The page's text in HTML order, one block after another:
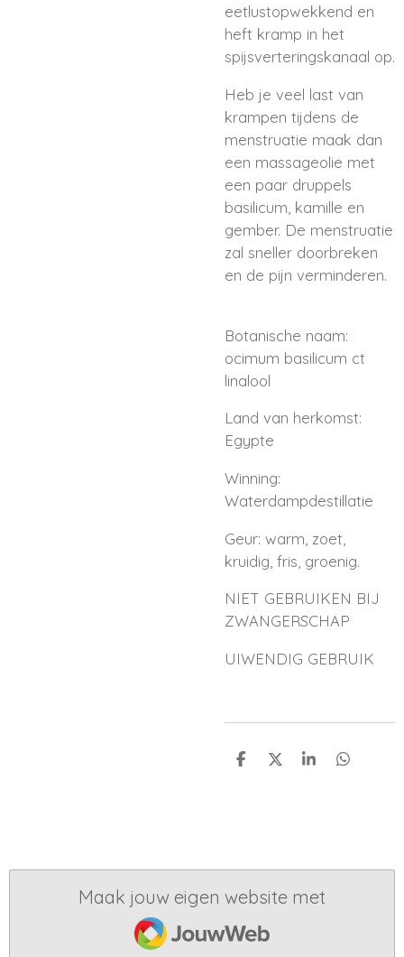
eetlustopwekkend en
heft kramp in het
spijsverteringskanaal op.
Heb je veel last van
krampen tijdens de
menstruatie maak dan
een massageolie met
een paar druppels
basilicum, kamille en
gember. De menstruatie
zal sneller doorbreken
en de pijn verminderen.
Botanische naam:
ocimum basilicum ct
linalool
Land van herkomst:
Egypte
Winning:
Waterdampdestillatie
Geur: warm, zoet,
kruidig, fris, groenig.
NIET GEBRUIKEN BIJ
ZWANGERSCHAP
UIWENDIG GEBRUIK
D
D
S
D
Maak jouw eigen website met
JouwWeb